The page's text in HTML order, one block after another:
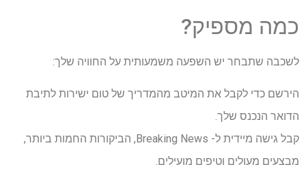
כמה מספיק?
לשכבה שתבחר יש השפעה משמעותית על החוויה שלך:
הירשם כדי לקבל את המיטב מהמדריך של טום ישירות לתיבת
הדואר הנכנס שלך.
קבל גישה מיידית ל- Breaking News, הביקורות החמות ביותר,
מבצעים מעולים וטיפים מועילים.